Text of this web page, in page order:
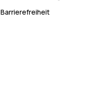
Barrierefreiheit